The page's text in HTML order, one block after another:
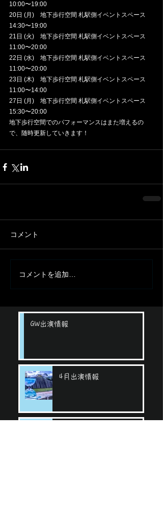
10:00〜19:00
20日 (月)　地下歩行空間 札駅側イベントスペース
14:30〜19:00
21日 (火)　地下歩行空間 札駅側イベントスペース
11:00〜20:00
22日 (水)　地下歩行空間 札駅側イベントスペース
11:00〜20:00
23日 (木)　地下歩行空間 札駅側イベントスペース
11:00〜14:00
27日 (月)　地下歩行空間 札駅側イベントスペース
15:30〜20:00
地下歩行空間でのパフォーマンスはまた増えるの
で、随時更新していきます！
コメント
コメントを追加…
GW出演情報
4月出演情報